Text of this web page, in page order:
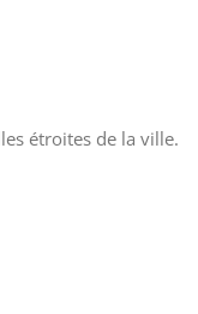
étroites de la ville.